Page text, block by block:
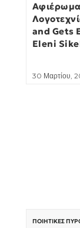
and Gets
Eleni
30 Μαρτίου,
ΠΟΙΗΤΙΚΈΣ